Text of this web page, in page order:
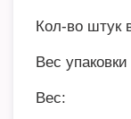
Кол-во штук
Вес упаковки
Вес: